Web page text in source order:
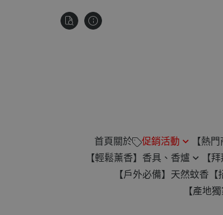
首頁 關於 促銷活動
盤香爐
【熱門
【輕鬆薰香】香具、香爐 【
【戶外必備】天然蚊香
【產地